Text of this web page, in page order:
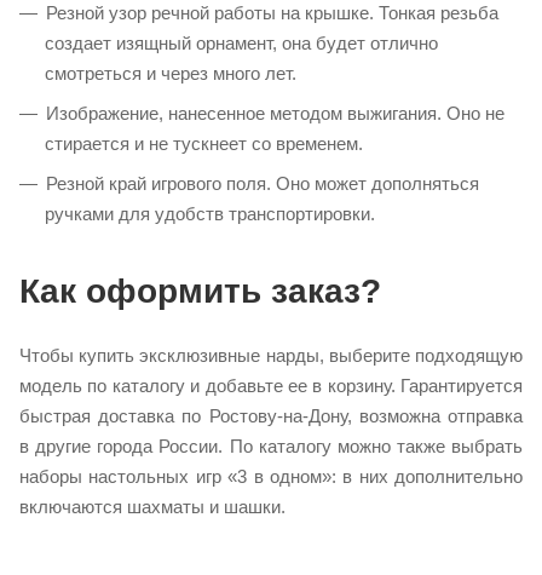
Резной узор речной работы на крышке. Тонкая резьба
создает изящный орнамент, она будет отлично
смотреться и через много лет.
Изображение, нанесенное методом выжигания. Оно не
стирается и не тускнеет со временем.
Резной край игрового поля. Оно может дополняться
ручками для удобств транспортировки.
Как оформить заказ?
Чтобы купить эксклюзивные нарды, выберите подходящую
модель по каталогу и добавьте ее в корзину. Гарантируется
быстрая доставка по Ростову-на-Дону, возможна отправка
в другие города России. По каталогу можно также выбрать
наборы настольных игр «3 в одном»: в них дополнительно
включаются шахматы и шашки.